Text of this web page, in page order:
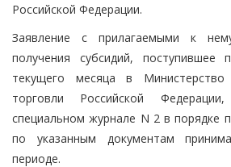
Российской Федерации.
Заявление с прилагаемыми к
получения субсидий, поступившее
текущего месяца в
торговли Российской
специальном журнале N 2 в порядке
по указанным документам
периоде.